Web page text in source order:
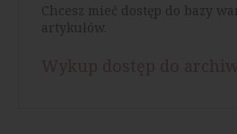
Chcesz mieć dostęp do bazy
artykułów.